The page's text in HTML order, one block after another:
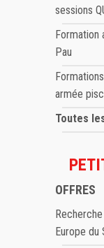
sessions
Formation
Pau
armée
Toutes
OFFRES
Europe du